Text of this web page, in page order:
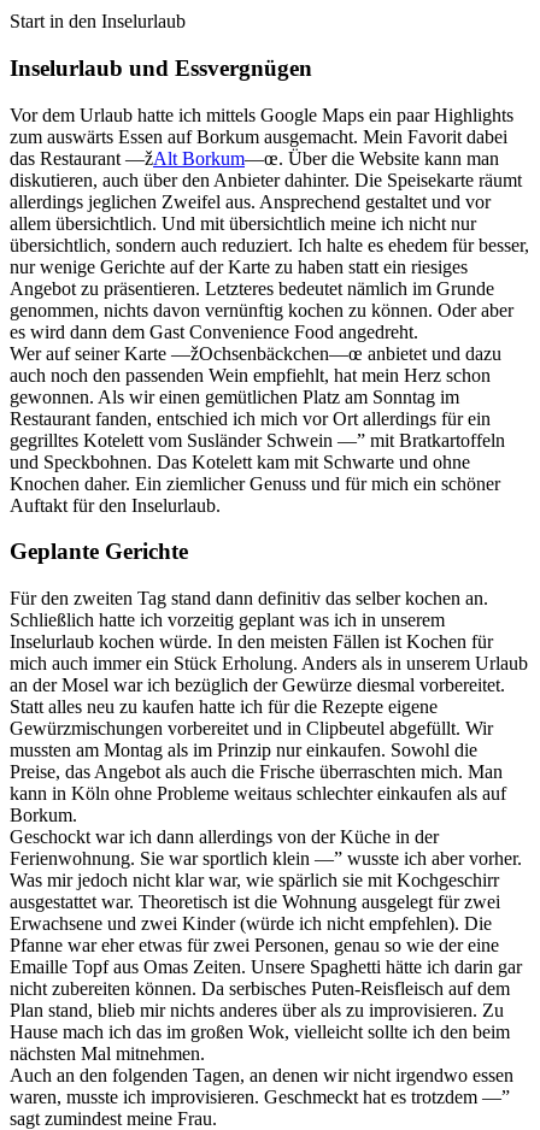
Start in den Inselurlaub
Inselurlaub und Essvergnügen
Vor dem Urlaub hatte ich mittels Google Maps ein paar Highlights
zum auswärts Essen auf Borkum ausgemacht. Mein Favorit dabei
das Restaurant —žAlt Borkum—œ. Über die Website kann man
diskutieren, auch über den Anbieter dahinter. Die Speisekarte räumt
allerdings jeglichen Zweifel aus. Ansprechend gestaltet und vor
allem übersichtlich. Und mit übersichtlich meine ich nicht nur
übersichtlich, sondern auch reduziert. Ich halte es ehedem für besser,
nur wenige Gerichte auf der Karte zu haben statt ein riesiges
Angebot zu präsentieren. Letzteres bedeutet nämlich im Grunde
genommen, nichts davon vernünftig kochen zu können. Oder aber
es wird dann dem Gast Convenience Food angedreht.
Wer auf seiner Karte —žOchsenbäckchen—œ anbietet und dazu
auch noch den passenden Wein empfiehlt, hat mein Herz schon
gewonnen. Als wir einen gemütlichen Platz am Sonntag im
Restaurant fanden, entschied ich mich vor Ort allerdings für ein
gegrilltes Kotelett vom Susländer Schwein —” mit Bratkartoffeln
und Speckbohnen. Das Kotelett kam mit Schwarte und ohne
Knochen daher. Ein ziemlicher Genuss und für mich ein schöner
Auftakt für den Inselurlaub.
Geplante Gerichte
Für den zweiten Tag stand dann definitiv das selber kochen an.
Schließlich hatte ich vorzeitig geplant was ich in unserem
Inselurlaub kochen würde. In den meisten Fällen ist Kochen für
mich auch immer ein Stück Erholung. Anders als in unserem Urlaub
an der Mosel war ich bezüglich der Gewürze diesmal vorbereitet.
Statt alles neu zu kaufen hatte ich für die Rezepte eigene
Gewürzmischungen vorbereitet und in Clipbeutel abgefüllt. Wir
mussten am Montag als im Prinzip nur einkaufen. Sowohl die
Preise, das Angebot als auch die Frische überraschten mich. Man
kann in Köln ohne Probleme weitaus schlechter einkaufen als auf
Borkum.
Geschockt war ich dann allerdings von der Küche in der
Ferienwohnung. Sie war sportlich klein —” wusste ich aber vorher.
Was mir jedoch nicht klar war, wie spärlich sie mit Kochgeschirr
ausgestattet war. Theoretisch ist die Wohnung ausgelegt für zwei
Erwachsene und zwei Kinder (würde ich nicht empfehlen). Die
Pfanne war eher etwas für zwei Personen, genau so wie der eine
Emaille Topf aus Omas Zeiten. Unsere Spaghetti hätte ich darin gar
nicht zubereiten können. Da serbisches Puten-Reisfleisch auf dem
Plan stand, blieb mir nichts anderes über als zu improvisieren. Zu
Hause mach ich das im großen Wok, vielleicht sollte ich den beim
nächsten Mal mitnehmen.
Auch an den folgenden Tagen, an denen wir nicht irgendwo essen
waren, musste ich improvisieren. Geschmeckt hat es trotzdem —”
sagt zumindest meine Frau.